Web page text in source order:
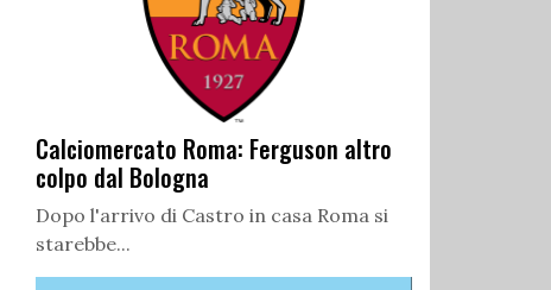
Calciomercato Roma: Ferguson altro
colpo dal Bologna
Dopo l'arrivo di Castro in casa Roma si
starebbe...